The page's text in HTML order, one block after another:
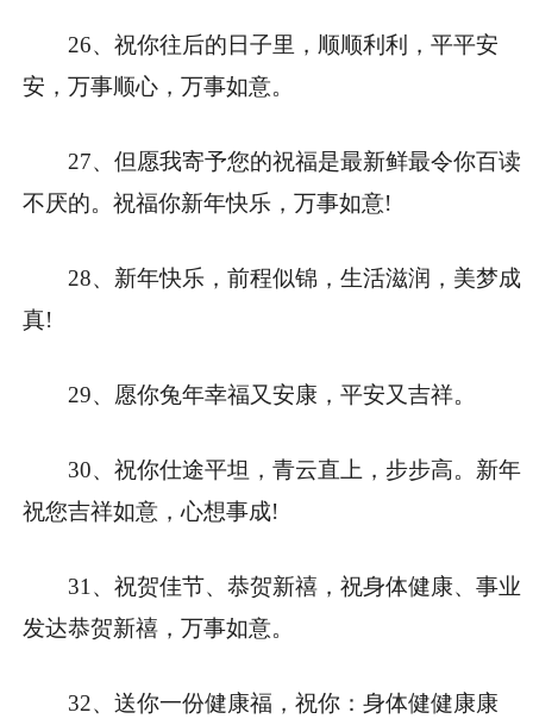
26、祝你往后的日子里，顺顺利利，平平安
安，万事顺心，万事如意。
27、但愿我寄予您的祝福是最新鲜最令你百读
不厌的。祝福你新年快乐，万事如意!
28、新年快乐，前程似锦，生活滋润，美梦成
真!
29、愿你兔年幸福又安康，平安又吉祥。
30、祝你仕途平坦，青云直上，步步高。新年
祝您吉祥如意，心想事成!
31、祝贺佳节、恭贺新禧，祝身体健康、事业
发达恭贺新禧，万事如意。
32、送你一份健康福，祝你：身体健健康康